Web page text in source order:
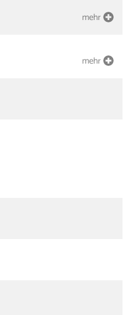
mehr
mehr